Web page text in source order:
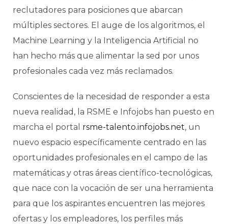
reclutadores para posiciones que abarcan
múltiples sectores. El auge de los algoritmos, el
Machine Learning y la Inteligencia Artificial no
han hecho más que alimentar la sed por unos
profesionales cada vez más reclamados.
Conscientes de la necesidad de responder a esta
nueva realidad, la RSME e Infojobs han puesto en
marcha el portal rsme-talento.infojobs.net, un
nuevo espacio específicamente centrado en las
oportunidades profesionales en el campo de las
matemáticas y otras áreas científico-tecnológicas,
que nace con la vocación de ser una herramienta
para que los aspirantes encuentren las mejores
ofertas y los empleadores, los perfiles más